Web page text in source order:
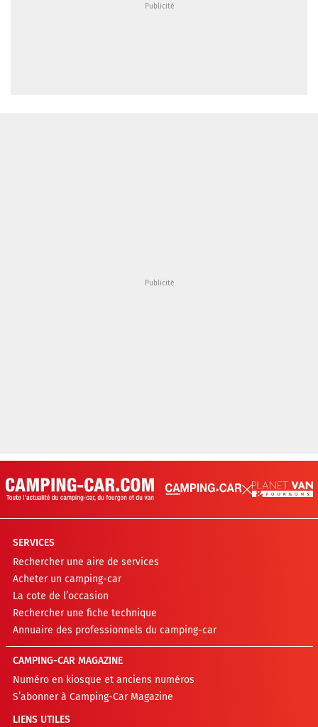
SERVICES
Rechercher une aire de services
Acheter un camping-car
La cote de l’occasion
Rechercher une fiche technique
Annuaire des professionnels du camping-car
CAMPING-CAR MAGAZINE
Numéro en kiosque et anciens numéros
S’abonner à Camping-Car Magazine
LIENS UTILES